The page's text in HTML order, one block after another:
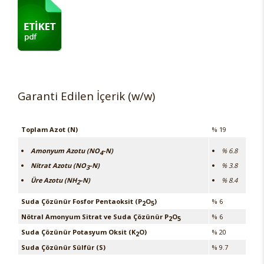
Garanti Edilen İçerik (w/w)
Toplam Azot (N) % 19
Amonyum Azotu (NO4-N)
Nitrat Azotu (NO3-N)
Üre Azotu (NH2-N)
% 6.8
% 3.8
% 8.4
Suda Çözünür Fosfor Pentaoksit (P2O5)
% 6
Nötral Amonyum Sitrat ve Suda Çözünür P2O5
% 6
Suda Çözünür Potasyum Oksit (K2O)
% 20
Suda Çözünür Sülfür (S)
% 9.7